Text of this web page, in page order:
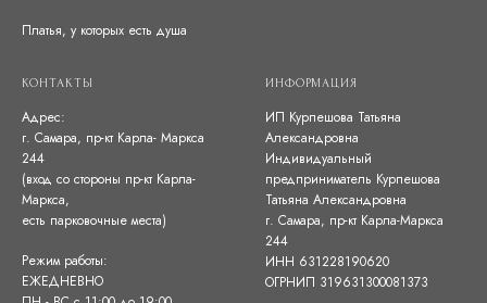
Платья, у которых есть душа
КОНТАКТЫ
Адрес:
г. Самара, пр-кт Карла- Маркса
244
(вход со стороны пр-кт Карла-
Маркса,
есть парковочные места)
Режим работы:
ЕЖЕДНЕВНО
ИНФОРМАЦИЯ
ИП Курпешова Татьяна
Александровна
Индивидуальный
предприниматель Курпешова
Татьяна Александровна
г. Самара, пр-кт Карла-Маркса
244
ИНН 631228190620
ОГРНИП 319631300081373